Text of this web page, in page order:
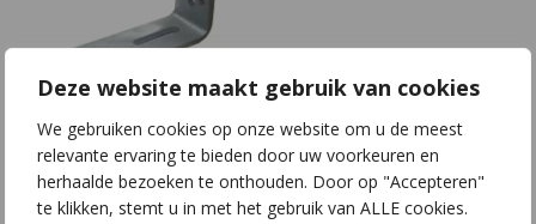
Deze website maakt gebruik van cookies
We gebruiken cookies op onze website om u de meest
relevante ervaring te bieden door uw voorkeuren en
herhaalde bezoeken te onthouden. Door op "Accepteren"
te klikken, stemt u in met het gebruik van ALLE cookies.
H12 | S70x8 |
L170x160
€4,42